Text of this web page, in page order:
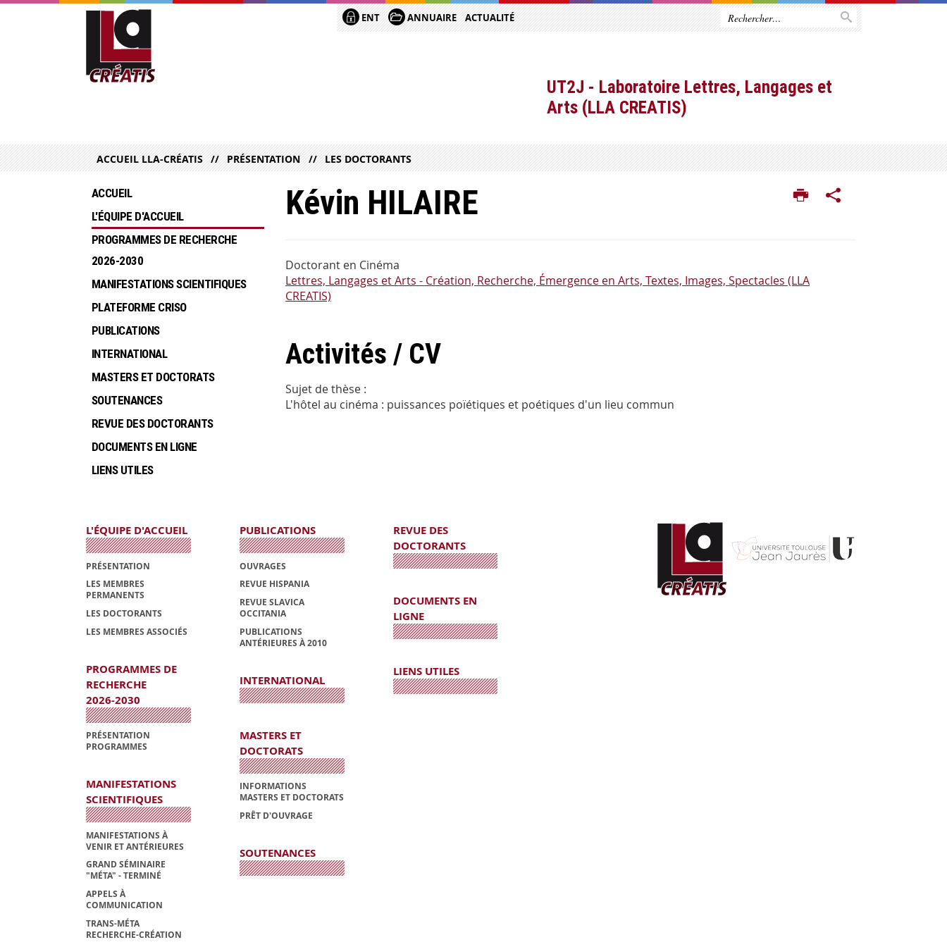
ENT ANNUAIRE ACTUALITÉ
UT2J - Laboratoire Lettres, Langages et
Arts (LLA CREATIS)
ACCUEIL LLA-CRÉATIS PRÉSENTATION LES DOCTORANTS
Kévin HILAIRE
Doctorant en Cinéma
Lettres, Langages et Arts - Création, Recherche, Émergence en Arts, Textes, Images, Spectacles (LLA
CREATIS)
Activités / CV
Sujet de thèse :
L'hôtel au cinéma : puissances poïétiques et poétiques d'un lieu commun
ACCUEIL
L'ÉQUIPE D'ACCUEIL
PROGRAMMES DE RECHERCHE
2026-2030
MANIFESTATIONS SCIENTIFIQUES
PLATEFORME CRISO
PUBLICATIONS
INTERNATIONAL
MASTERS ET DOCTORATS
SOUTENANCES
REVUE DES DOCTORANTS
DOCUMENTS EN LIGNE
LIENS UTILES
L'ÉQUIPE D'ACCUEIL
PRÉSENTATION
LES MEMBRES
PERMANENTS
LES DOCTORANTS
LES MEMBRES ASSOCIÉS
PROGRAMMES DE
RECHERCHE
2026-2030
PRÉSENTATION
PROGRAMMES
MANIFESTATIONS
SCIENTIFIQUES
MANIFESTATIONS À
VENIR ET ANTÉRIEURES
GRAND SÉMINAIRE
"MÉTA" - TERMINÉ
APPELS À
COMMUNICATION
TRANS-MÉTA
RECHERCHE-CRÉATION
PUBLICATIONS
OUVRAGES
REVUE HISPANIA
REVUE SLAVICA
OCCITANIA
PUBLICATIONS
ANTÉRIEURES À 2010
INTERNATIONAL
MASTERS ET
DOCTORATS
INFORMATIONS
MASTERS ET DOCTORATS
PRÊT D'OUVRAGE
SOUTENANCES
REVUE DES
DOCTORANTS
DOCUMENTS EN
LIGNE
LIENS UTILES